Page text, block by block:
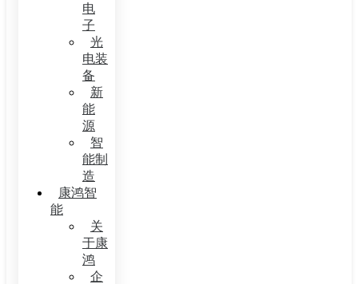
电
子
光
电装
备
新
能
源
智
能制
造
康鸿智
能
关
于康
鸿
企